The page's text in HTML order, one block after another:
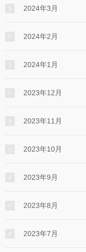
2024年3月
2024年2月
2024年1月
2023年12月
2023年11月
2023年10月
2023年9月
2023年8月
2023年7月